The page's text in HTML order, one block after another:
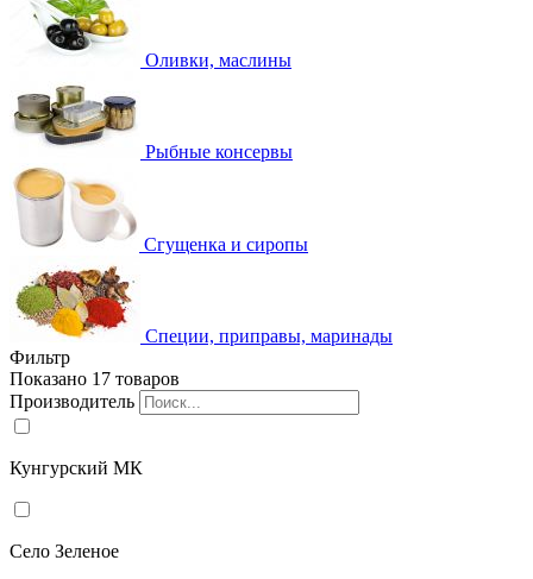
Оливки, маслины
Рыбные консервы
Сгущенка и сиропы
Специи, приправы, маринады
Фильтр
Показано 17 товаров
Производитель
Кунгурский МК
Село Зеленое